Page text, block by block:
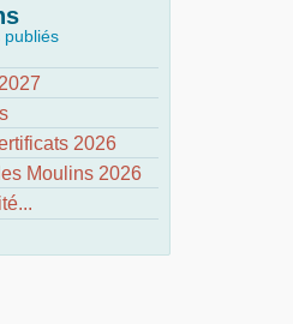
publiés
2026
Moulins 2026